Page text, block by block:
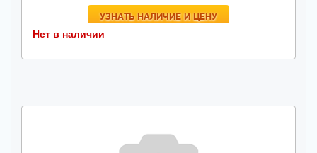
УЗНАТЬ НАЛИЧИЕ И ЦЕНУ
Нет в наличии